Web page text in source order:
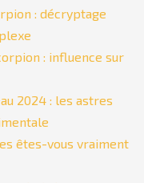
: décryptage
: influence sur
2024 : les astres
êtes-vous vraiment